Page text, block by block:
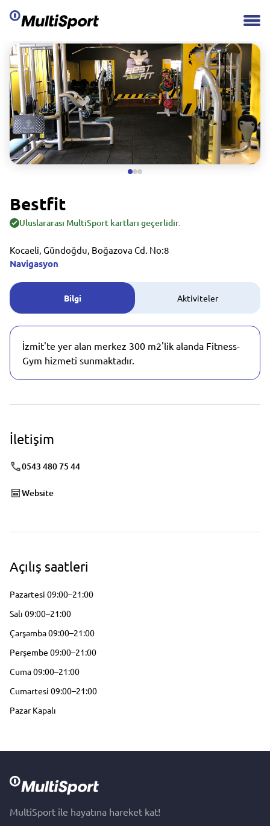
Bestfit
Uluslararası MultiSport kartları geçerlidir.
Kocaeli, Gündoğdu, Boğazova Cd. No:8
Navigasyon
Bilgi Aktiviteler
İzmit'te yer alan merkez 300 m2'lik alanda Fitness-
Gym hizmeti sunmaktadır.
İletişim
0543 480 75 44
Website
Açılış saatleri
Pazartesi 09:00–21:00
Salı 09:00–21:00
Çarşamba 09:00–21:00
Perşembe 09:00–21:00
Cuma 09:00–21:00
Cumartesi 09:00–21:00
Pazar Kapalı
MultiSport ile hayatına hareket kat!